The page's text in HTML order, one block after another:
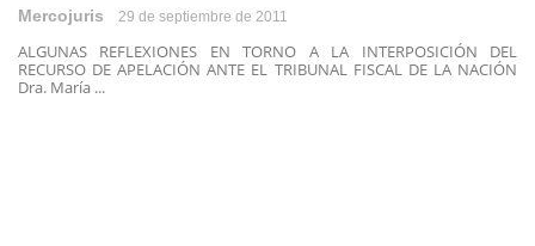
Mercojuris 29 de septiembre de 2011
ALGUNAS REFLEXIONES EN TORNO A LA INTERPOSICIÓN DEL
RECURSO DE APELACIÓN ANTE EL TRIBUNAL FISCAL DE LA NACIÓN
Dra. María ...